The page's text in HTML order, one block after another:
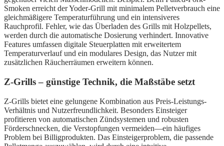
Smoken erreicht der Yoder-Grill mit minimalem Pelletverbrauch eine
gleichmäßigere Temperaturführung und ein intensiveres
Rauchprofil. Fehler, wie das Überladen des Grills mit Holzpellets,
werden durch die automatische Dosierung verhindert. Innovative
Features umfassen digitale Steuerplatten mit erweitertem
Temperaturverlauf und ein modulares Design, das Nutzer mit
zusätzlichen Räucherräumen erweitern können.
Z-Grills – günstige Technik, die Maßstäbe setzt
Z-Grills bietet eine gelungene Kombination aus Preis-Leistungs-
Verhältnis und Nutzerfreundlichkeit. Besonders Einsteiger
profitieren von automatischen Zündsystemen und robusten
Förderschnecken, die Verstopfungen vermeiden—ein häufiges
Problem bei Billigprodukten. Das Einsteigerproblem, die passende